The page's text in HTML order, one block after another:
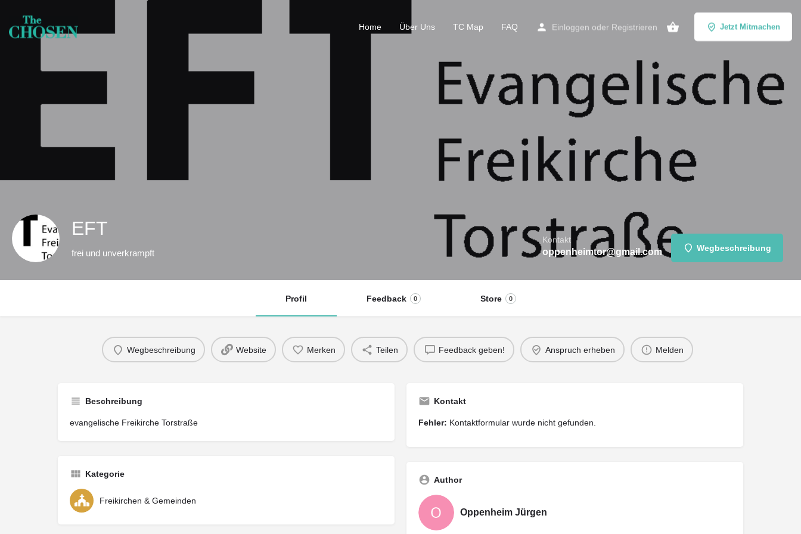
Home Über Uns TC Map FAQ Einloggen oder Registrieren Jetzt Mitmachen
EFT
frei und unverkrampft
Kontakt
oppenheimtor@gmail.com Wegbeschreibung
Profil Feedback 0 Store 0
Wegbeschreibung Website Merken Teilen Feedback geben! Anspruch erheben Melden
Beschreibung
evangelische Freikirche Torstraße
Kategorie
Freikirchen & Gemeinden
Kontakt
Fehler: Kontaktformular wurde nicht gefunden.
Author
Oppenheim Jürgen